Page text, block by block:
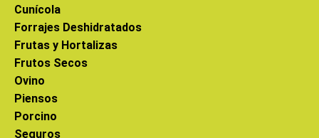
Cunícola
Forrajes Deshidratados
Frutas y Hortalizas
Frutos Secos
Ovino
Piensos
Porcino
Seguros